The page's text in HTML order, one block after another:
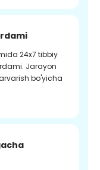
24x7 tibbiy
Jarayon
bo'yicha